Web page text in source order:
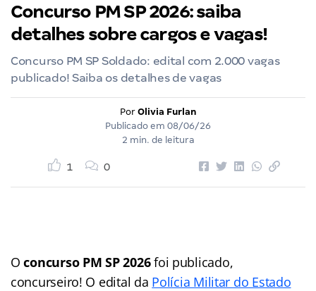
Concurso PM SP 2026: saiba
detalhes sobre cargos e vagas!
Concurso PM SP Soldado: edital com 2.000 vagas
publicado! Saiba os detalhes de vagas
Por Olivia Furlan
Publicado em 08/06/26
2 min. de leitura
1 0
Oconcurso PM SP 2026foi publicado,
concurseiro! O edital da Polícia Militar do Estado